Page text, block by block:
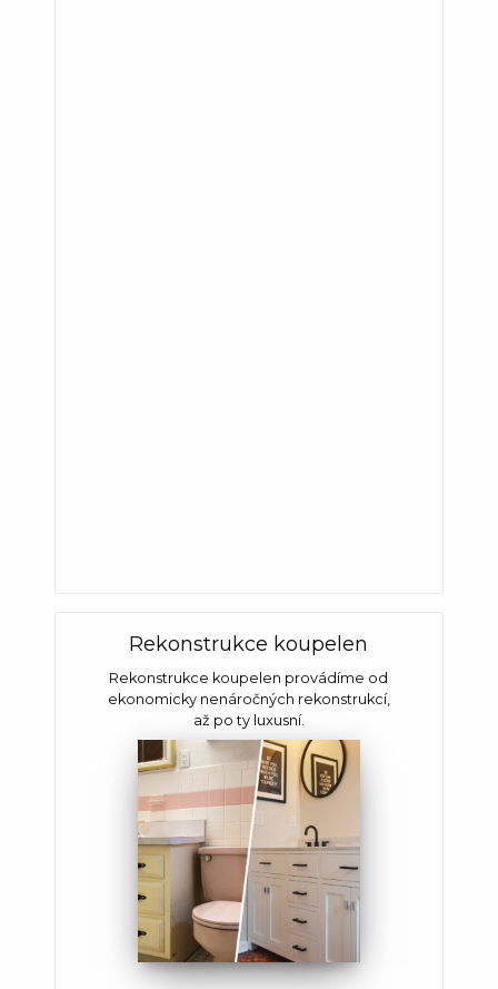
Rekonstrukce koupelen
Rekonstrukce koupelen provádíme od
ekonomicky nenáročných rekonstrukcí,
až po ty luxusní.